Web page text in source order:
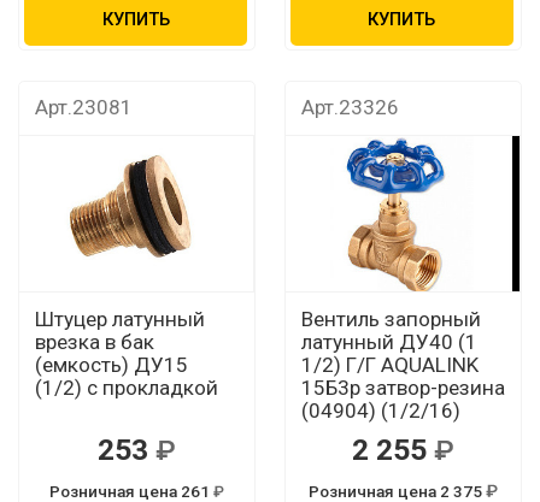
КУПИТЬ КУПИТЬ
Арт.23081
Штуцер латунный
врезка в бак
(емкость) ДУ15
(1/2) с прокладкой
253
Розничная цена 261
Арт.23326
Вентиль запорный
латунный ДУ40 (1
1/2) Г/Г AQUALINK
15Б3р затвор-резина
(04904) (1/2/16)
2 255
Розничная цена 2 375